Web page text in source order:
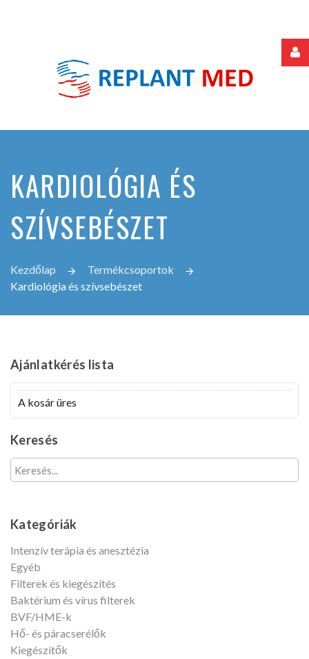
KARDIOLÓGIA ÉS
SZÍVSEBÉSZET
Kezdőlap
Termékcsoportok
Kardiológia és szívsebészet
Ajánlatkérés lista
A kosár üres
Keresés
Kategóriák
Intenzív terápia és anesztézia
Egyéb
Filterek és kiegészítés
Baktérium és vírus filterek
BVF/HME-k
Hő- és páracserélők
Kiegészítők
Felhasználónév
Jegyezze
meg
jelszavát?
felhasználónevét?